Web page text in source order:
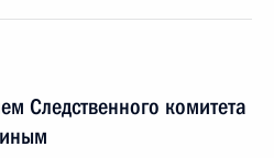
Следственного комитета